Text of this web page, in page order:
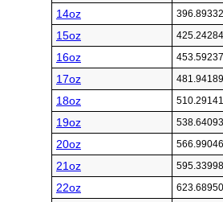
14oz
15oz
16oz
17oz
18oz
19oz
20oz
21oz
22oz